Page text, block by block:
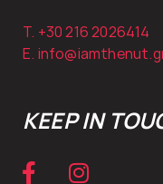
T. +30216 2026414
E.
KEEP IN